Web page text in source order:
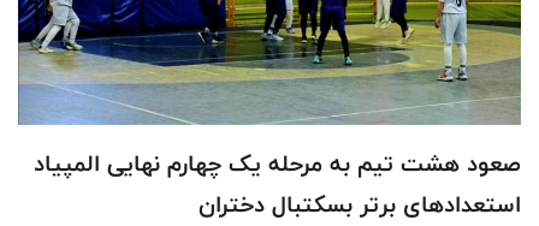
صعود هشت تیم به مرحله یک چهارم نهایی المپیاد
استعدادهای برتر بسکتبال دختران